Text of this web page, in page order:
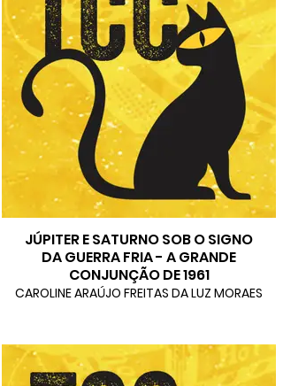
JÚPITER E SATURNO SOB O SIGNO
DA GUERRA FRIA - A GRANDE
CONJUNÇÃO DE 1961
CAROLINE ARAÚJO FREITAS DA LUZ MORAES